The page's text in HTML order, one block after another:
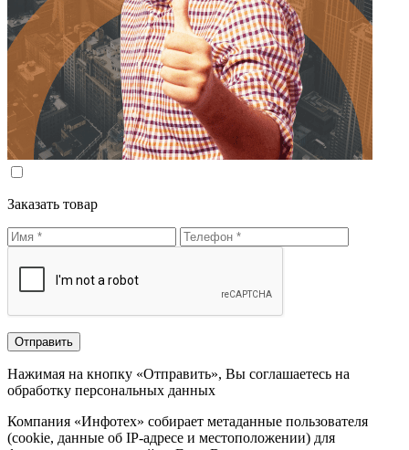
Заказать товар
Нажимая на кнопку «Отправить», Вы соглашаетесь на
обработку персональных данных
Компания «Инфотех» собирает метаданные пользователя
(cookie, данные об IP-адресе и местоположении) для